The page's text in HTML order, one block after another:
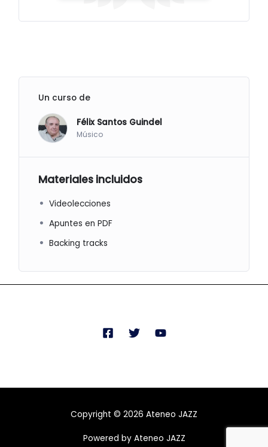
Un curso de
Félix Santos Guindel
Músico
Materiales incluidos
Videolecciones
Apuntes en PDF
Backing tracks
Copyright © 2026 Ateneo JAZZ
Powered by Ateneo JAZZ